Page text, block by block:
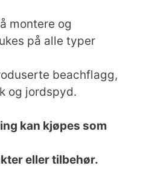
montere og
på alle typer
beachflagg,
og jordspyd.
kan kjøpes som
eller tilbehør.